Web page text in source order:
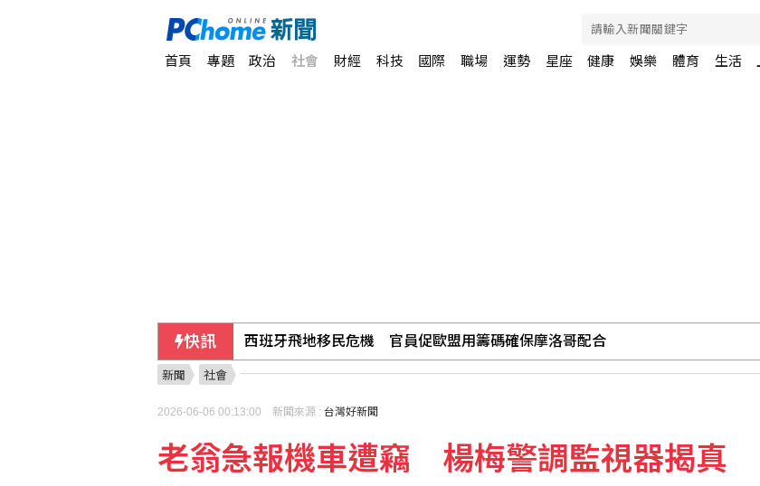
首頁 專題 政治 社會 財經 科技 國際 職場 運勢 星座 健康 娛樂 體育 生活
快訊
西班牙飛地移民危機 官員促歐盟用籌碼確保摩洛哥配合
新聞 社會
2026-06-06 00:13:00 新聞來源 : 台灣好新聞
老翁急報機車遭竊 楊梅警調監視器揭真